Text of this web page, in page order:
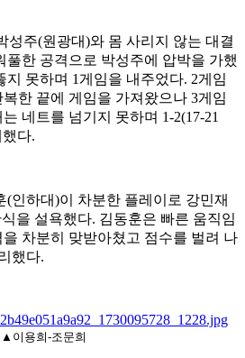
성주(원광대)와 몸 사리지 않는 대결
풀한 공격으로 박성주에 압박을 가했
지 못하며 1게임을 내주었다. 2게임
한 끝에 게임을 가져왔으나 3게임
네트를 넘기지 못하며 1-2(17-21
했다.
(인하대)이 차분한 플레이로 강민재
식을 설욕했다. 김동훈은 빠른 움직임
차분히 맞받아쳤고 점수를 벌려 나
했다.
▲이용희-조문희